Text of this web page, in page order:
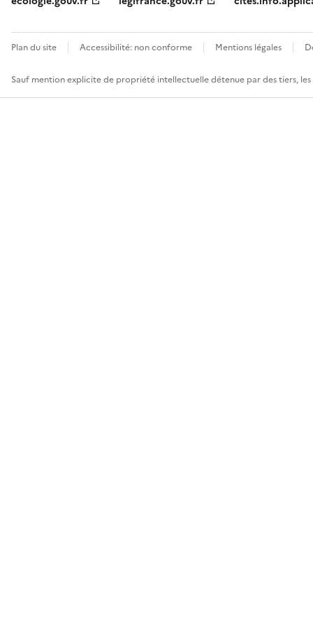
Plan du site Accessibilité: non conforme Mentions légales
Sauf mention explicite de propriété intellectuelle détenue par des tiers,